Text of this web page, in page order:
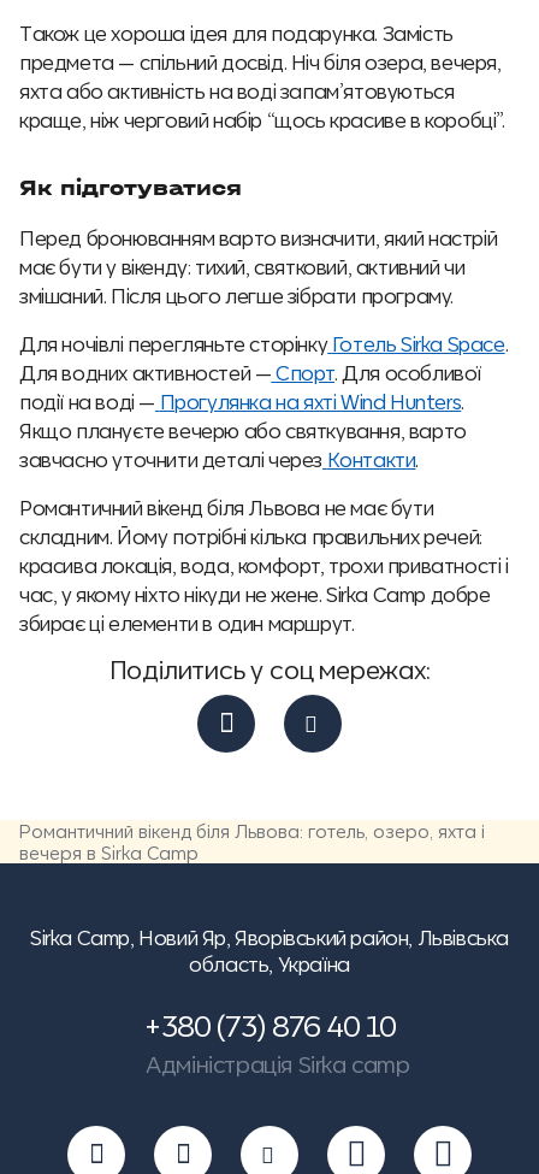
Також це хороша ідея для подарунка. Замість
предмета — спільний досвід. Ніч біля озера, вечеря,
яхта або активність на воді запам’ятовуються
краще, ніж черговий набір “щось красиве в коробці”.
Як підготуватися
Перед бронюванням варто визначити, який настрій
має бути у вікенду: тихий, святковий, активний чи
змішаний. Після цього легше зібрати програму.
Для ночівлі перегляньте сторінку Готель Sirka Space.
Для водних активностей —Спорт. Для особливої
події на воді — Прогулянка на яхті Wind Hunters.
Якщо плануєте вечерю або святкування, варто
завчасно уточнити деталі через Контакти.
Романтичний вікенд біля Львова не має бути
складним. Йому потрібні кілька правильних речей:
красива локація, вода, комфорт, трохи приватності і
час, у якому ніхто нікуди не жене. Sirka Camp добре
збирає ці елементи в один маршрут.
Поділитись у соц мережах:
Романтичний вікенд біля Львова: готель, озеро, яхта і
вечеря в Sirka Camp
Sirka Camp, Новий Яр, Яворівський район, Львівська
область, Україна
+380 (73) 876 40 10
Адміністрація Sirka camp